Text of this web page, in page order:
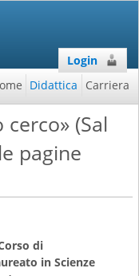
Login
Didattica Carriera
(Sal
pagine
di
in Scienze